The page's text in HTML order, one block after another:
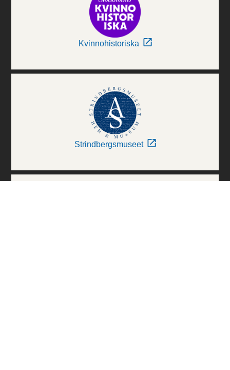
Kvinnohistoriska
Strindbergsmuseet